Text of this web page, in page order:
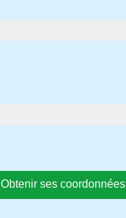
Obtenir ses coordonnées